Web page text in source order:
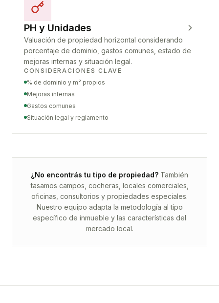
PH y Unidades
Valuación de propiedad horizontal considerando
porcentaje de dominio, gastos comunes, estado de
mejoras internas y situación legal.
CONSIDERACIONES CLAVE
% de dominio y m² propios
Mejoras internas
Gastos comunes
Situación legal y reglamento
¿No encontrás tu tipo de propiedad? También
tasamos campos, cocheras, locales comerciales,
oficinas, consultorios y propiedades especiales.
Nuestro equipo adapta la metodología al tipo
específico de inmueble y las características del
mercado local.